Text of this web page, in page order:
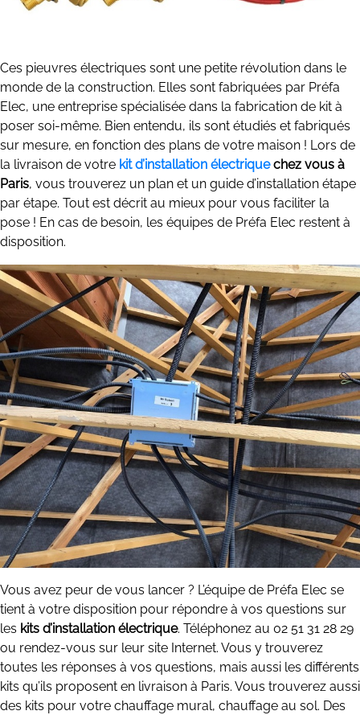
Ces pieuvres électriques sont une petite révolution dans le
monde de la construction. Elles sont fabriquées par Préfa
Elec, une entreprise spécialisée dans la fabrication de kit à
poser soi-même. Bien entendu, ils sont étudiés et fabriqués
sur mesure, en fonction des plans de votre maison ! Lors de
la livraison de votre kit d’installation électriquechez vous à
Paris, vous trouverez un plan et un guide d’installation étape
par étape. Tout est décrit au mieux pour vous faciliter la
pose ! En cas de besoin, les équipes de Préfa Elec restent à
disposition.
Vous avez peur de vous lancer ? L’équipe de Préfa Elec se
tient à votre disposition pour répondre à vos questions sur
les kits d’installation électrique. Téléphonez au 02 51 31 28 29
ou rendez-vous sur leur site Internet. Vous y trouverez
toutes les réponses à vos questions, mais aussi les différents
kits qu’ils proposent en livraison à Paris. Vous trouverez aussi
des kits pour votre chauffage mural, chauffage au sol. Des